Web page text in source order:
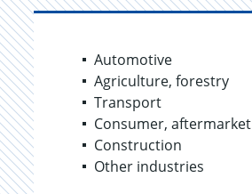
Automotive
Agriculture, forestry
Transport
Consumer, aftermarket
Construction
Other industries